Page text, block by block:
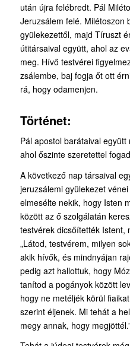
után újra felébredt. Pál
Jeruzsálem felé. Milétoszon
gyülekezettől, majd Tíruszt
útitársaival együtt, ahol az
meg. Hívő testvérei
zsálembe, baj fogja őt ott
rá, hogy odamenjen.
Történet:
Pál apostol barátaival
ahol őszinte szeretettel
A következő nap társaival
jeruzsálemi gyülekezet
elmesélte nekik, hogy Isten
között az ő szolgálatán
testvérek dicsőítették Istent,
„Látod, testvérem, milyen
akik hívők, és mindnyájan
pedig azt hallottuk, hogy
tanítod a pogányok között
hogy ne metéljék körül
szerint éljenek. Mi tehát a
megy annak, hogy